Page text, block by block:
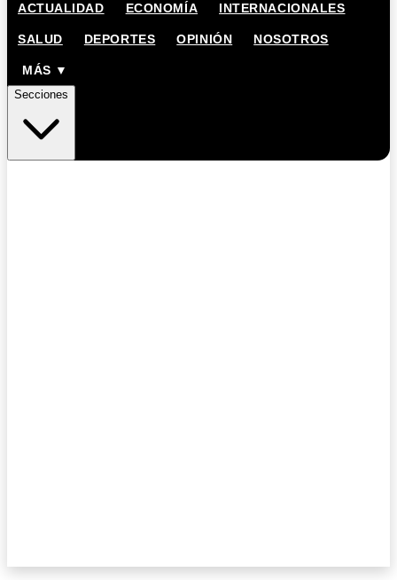
ACTUALIDAD ECONOMÍA INTERNACIONALES
SALUD DEPORTES OPINIÓN NOSOTROS
MÁS ▼
Secciones